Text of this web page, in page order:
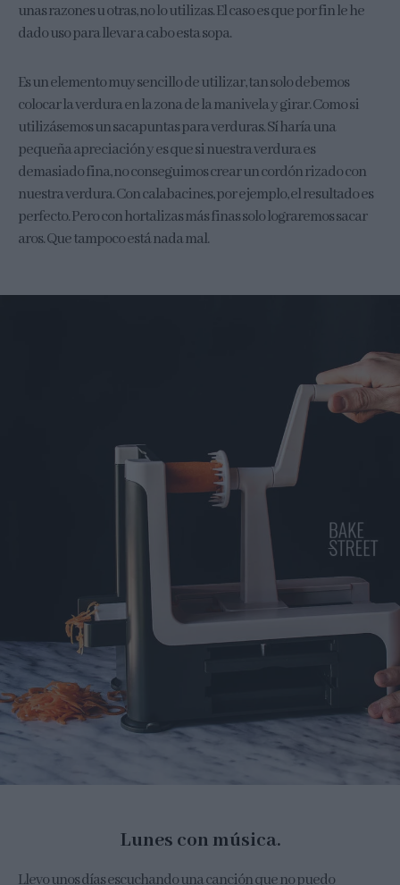
unas razones u otras, no lo utilizas. El caso es que por fin le he
dado uso para llevar a cabo esta sopa.
Es un elemento muy sencillo de utilizar, tan solo debemos
colocar la verdura en la zona de la manivela y girar. Como si
utilizásemos un sacapuntas para verduras. Sí haría una
pequeña apreciación y es que si nuestra verdura es
demasiado fina, no conseguimos crear un cordón rizado con
nuestra verdura. Con calabacines, por ejemplo, el resultado es
perfecto. Pero con hortalizas más finas solo lograremos sacar
aros. Que tampoco está nada mal.
Lunes con música.
Llevo unos días escuchando una canción que no puedo